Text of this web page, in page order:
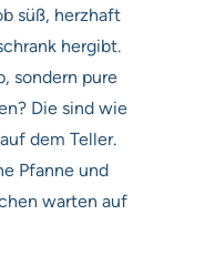
süß, herzhaft
hergibt.
sondern pure
Die sind wie
dem Teller.
Pfanne und
warten auf